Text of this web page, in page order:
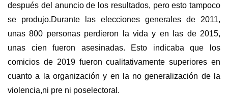
después del anuncio de los resultados, pero esto tampoco
se produjo.Durante las elecciones generales de 2011,
unas 800 personas perdieron la vida y en las de 2015,
unas cien fueron asesinadas. Esto indicaba que los
comicios de 2019 fueron cualitativamente superiores en
cuanto a la organización y en la no generalización de la
violencia,ni pre ni poselectoral.